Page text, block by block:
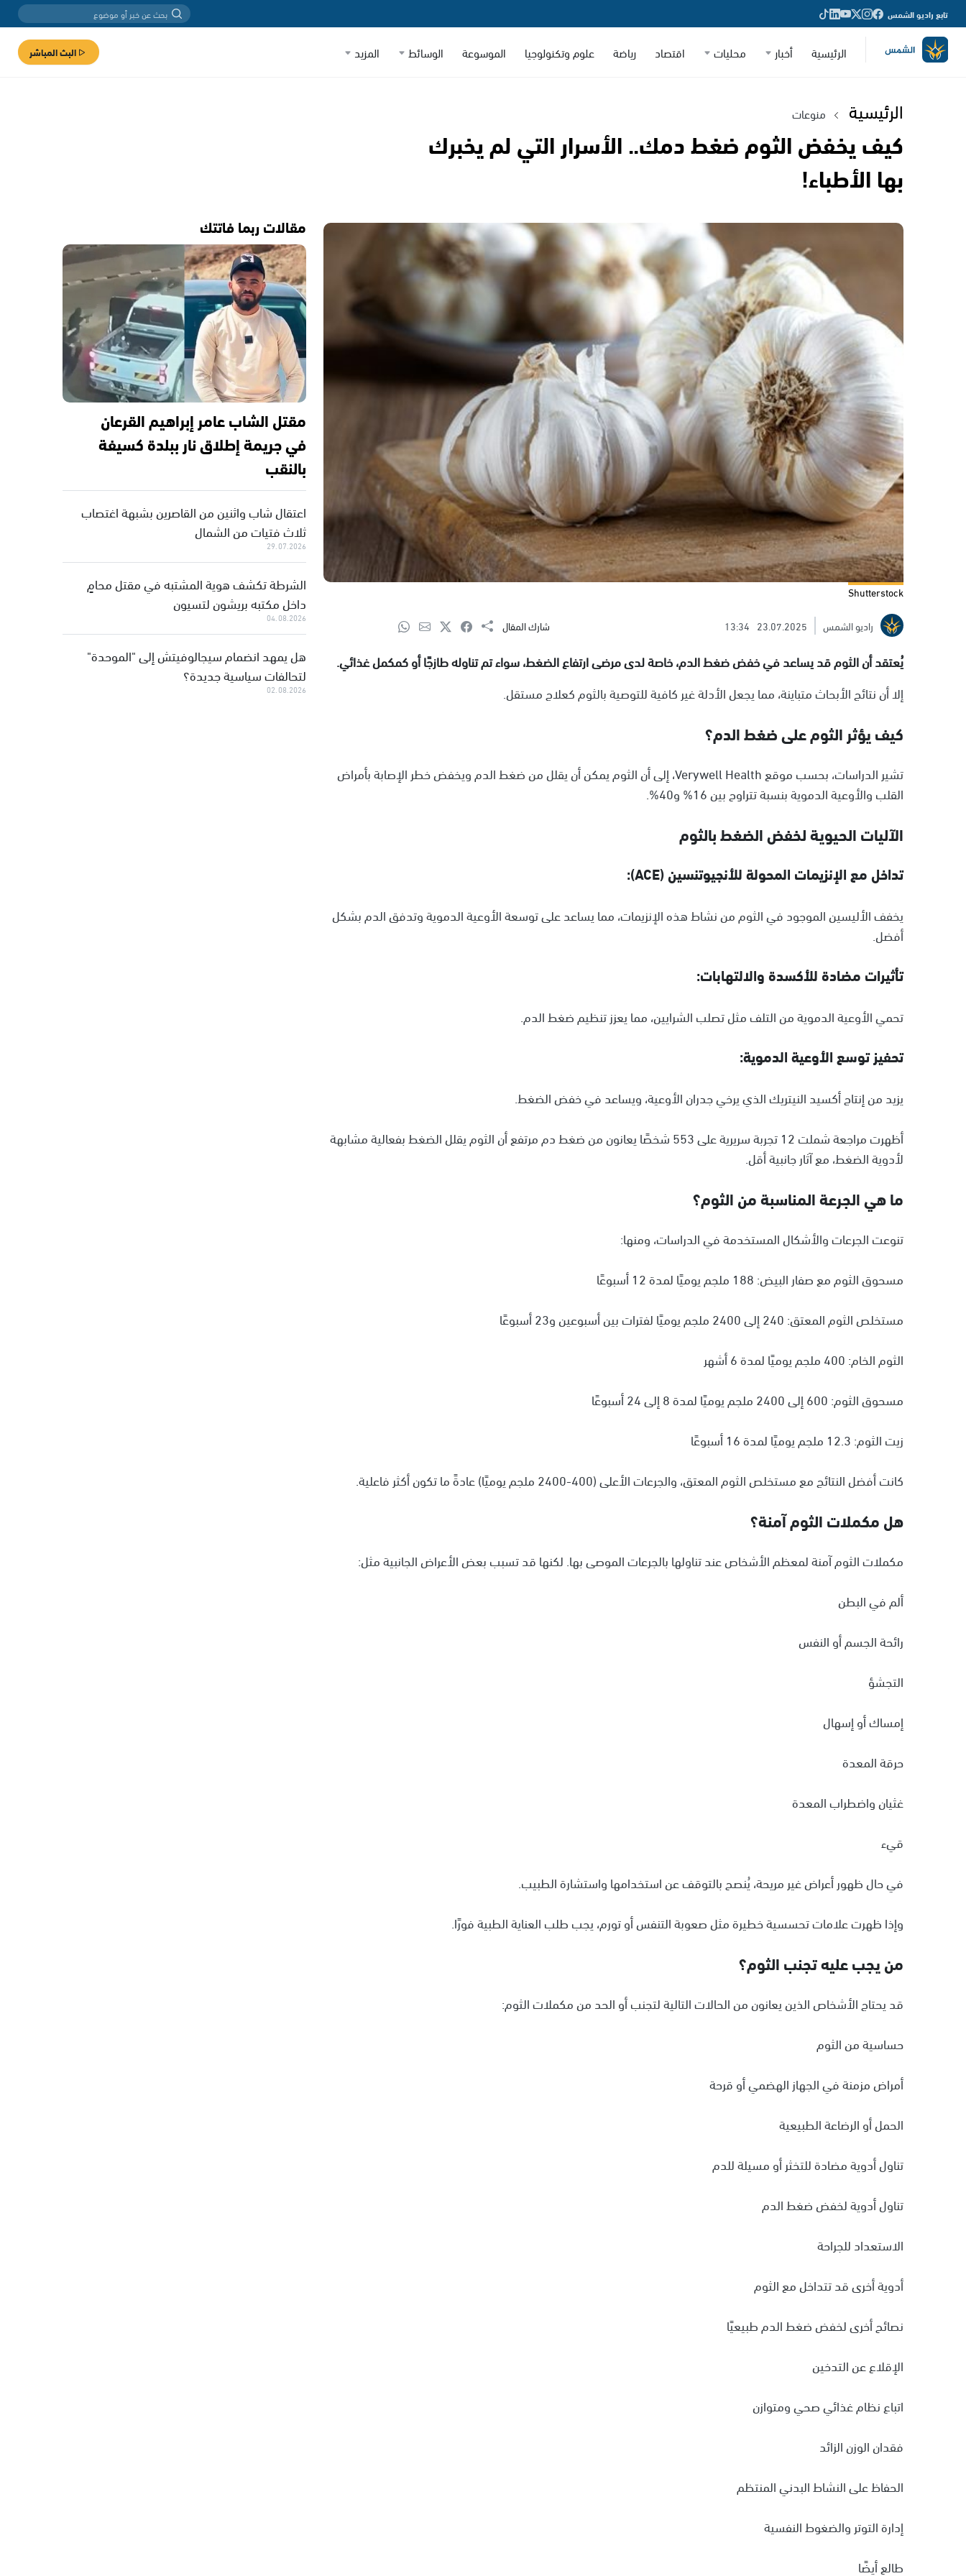
تابع راديو الشمس
الرئيسية أخبار محليات اقتصاد رياضة علوم وتكنولوجيا الموسوعة الوسائط المزيد البث المباشر
الرئيسية منوعات
كيف يخفض الثوم ضغط دمك.. الأسرار التي لم يخبرك
بها الأطباء!
Shutterstock
راديو الشمس
23.07.2025
13:34 شارك المقال
يُعتقد أن الثوم قد يساعد في خفض ضغط الدم، خاصة لدى مرضى ارتفاع الضغط، سواء تم تناوله طازجًا أو كمكمل غذائي.
إلا أن نتائج الأبحاث متباينة، مما يجعل الأدلة غير كافية للتوصية بالثوم كعلاج مستقل.
كيف يؤثر الثوم على ضغط الدم؟
تشير الدراسات، بحسب موقع Verywell Health، إلى أن الثوم يمكن أن يقلل من ضغط الدم ويخفض خطر الإصابة بأمراض
القلب والأوعية الدموية بنسبة تتراوح بين 16% و40%.
الآليات الحيوية لخفض الضغط بالثوم
تداخل مع الإنزيمات المحولة للأنجيوتنسين (ACE):
يخفف الأليسين الموجود في الثوم من نشاط هذه الإنزيمات، مما يساعد على توسعة الأوعية الدموية وتدفق الدم بشكل
أفضل.
تأثيرات مضادة للأكسدة والالتهابات:
تحمي الأوعية الدموية من التلف مثل تصلب الشرايين، مما يعزز تنظيم ضغط الدم.
تحفيز توسع الأوعية الدموية:
يزيد من إنتاج أكسيد النيتريك الذي يرخي جدران الأوعية، ويساعد في خفض الضغط.
أظهرت مراجعة شملت 12 تجربة سريرية على 553 شخصًا يعانون من ضغط دم مرتفع أن الثوم يقلل الضغط بفعالية مشابهة
لأدوية الضغط، مع آثار جانبية أقل.
ما هي الجرعة المناسبة من الثوم؟
تنوعت الجرعات والأشكال المستخدمة في الدراسات، ومنها:
مسحوق الثوم مع صفار البيض: 188 ملجم يوميًا لمدة 12 أسبوعًا
مستخلص الثوم المعتق: 240 إلى 2400 ملجم يوميًا لفترات بين أسبوعين و23 أسبوعًا
الثوم الخام: 400 ملجم يوميًا لمدة 6 أشهر
مسحوق الثوم: 600 إلى 2400 ملجم يوميًا لمدة 8 إلى 24 أسبوعًا
زيت الثوم: 12.3 ملجم يوميًا لمدة 16 أسبوعًا
كانت أفضل النتائج مع مستخلص الثوم المعتق، والجرعات الأعلى (400-2400 ملجم يوميًا) عادةً ما تكون أكثر فاعلية.
هل مكملات الثوم آمنة؟
مكملات الثوم آمنة لمعظم الأشخاص عند تناولها بالجرعات الموصى بها. لكنها قد تسبب بعض الأعراض الجانبية مثل:
ألم في البطن
رائحة الجسم أو النفس
التجشؤ
إمساك أو إسهال
حرقة المعدة
غثيان واضطراب المعدة
قيء
في حال ظهور أعراض غير مريحة، يُنصح بالتوقف عن استخدامها واستشارة الطبيب.
وإذا ظهرت علامات تحسسية خطيرة مثل صعوبة التنفس أو تورم، يجب طلب العناية الطبية فورًا.
من يجب عليه تجنب الثوم؟
قد يحتاج الأشخاص الذين يعانون من الحالات التالية لتجنب أو الحد من مكملات الثوم:
حساسية من الثوم
أمراض مزمنة في الجهاز الهضمي أو قرحة
الحمل أو الرضاعة الطبيعية
تناول أدوية مضادة للتخثر أو مسيلة للدم
تناول أدوية لخفض ضغط الدم
الاستعداد للجراحة
أدوية أخرى قد تتداخل مع الثوم
نصائح أخرى لخفض ضغط الدم طبيعيًا
الإقلاع عن التدخين
اتباع نظام غذائي صحي ومتوازن
فقدان الوزن الزائد
الحفاظ على النشاط البدني المنتظم
إدارة التوتر والضغوط النفسية
طالع أيضًا
مقالات ربما فاتتك
مقتل الشاب عامر إبراهيم القرعان
في جريمة إطلاق نار ببلدة كسيفة
بالنقب
اعتقال شاب واثنين من القاصرين بشبهة اغتصاب
ثلاث فتيات من الشمال
29.07.2026
الشرطة تكشف هوية المشتبه في مقتل محامٍ
داخل مكتبه بريشون لتسيون
04.08.2026
هل يمهد انضمام سيجالوفيتش إلى "الموحدة"
لتحالفات سياسية جديدة؟
02.08.2026